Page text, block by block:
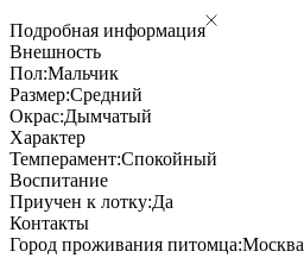
Подробная информация
Внешность
Пол:Мальчик
Размер:Средний
Окрас:Дымчатый
Характер
Темперамент:Спокойный
Воспитание
Приучен к лотку:Да
Контакты
Город проживания питомца:Москва